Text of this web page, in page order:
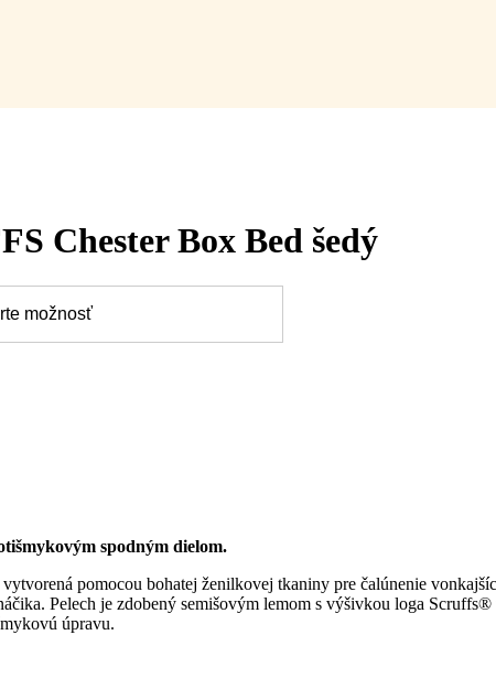
Chester Box Bed šedý
spodným dielom.
pomocou bohatej ženilkovej tkaniny pre čalúnenie
Pelech je zdobený semišovým lemom s výšivkou loga
úpravu.